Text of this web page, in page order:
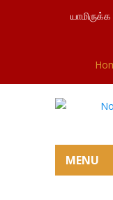
MENU